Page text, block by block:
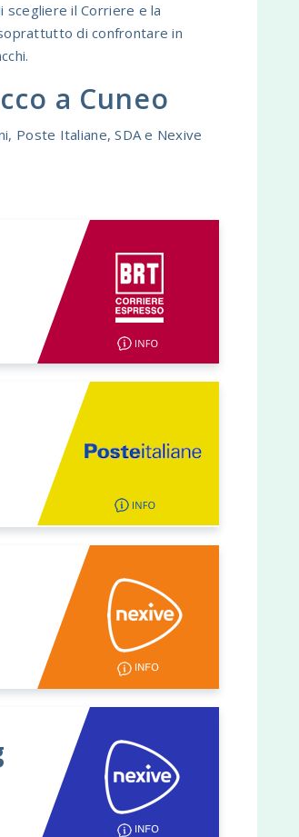
il Corriere e la
di confrontare in
a Cuneo
Poste Italiane, SDA e Nexive